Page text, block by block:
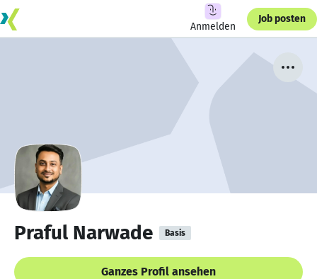
Anmelden
Job posten
Praful Narwade Basis
Ganzes Profil ansehen